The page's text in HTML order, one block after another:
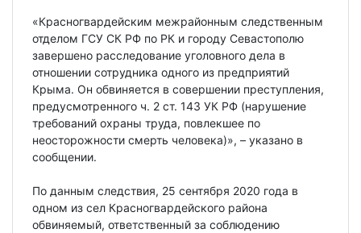
«Красногвардейским межрайонным следственным
отделом ГСУ СК РФ по РК и городу Севастополю
завершено расследование уголовного дела в
отношении сотрудника одного из предприятий
Крыма. Он обвиняется в совершении преступления,
предусмотренного ч. 2 ст. 143 УК РФ (нарушение
требований охраны труда, повлекшее по
неосторожности смерть человека)», – указано в
сообщении.
По данным следствия, 25 сентября 2020 года в
одном из сел Красногвардейского района
обвиняемый, ответственный за соблюдению